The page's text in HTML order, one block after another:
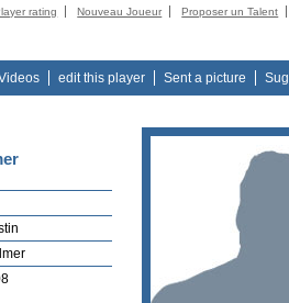
rating Nouveau Joueur
Proposer un Talent
edit this player Sent a picture